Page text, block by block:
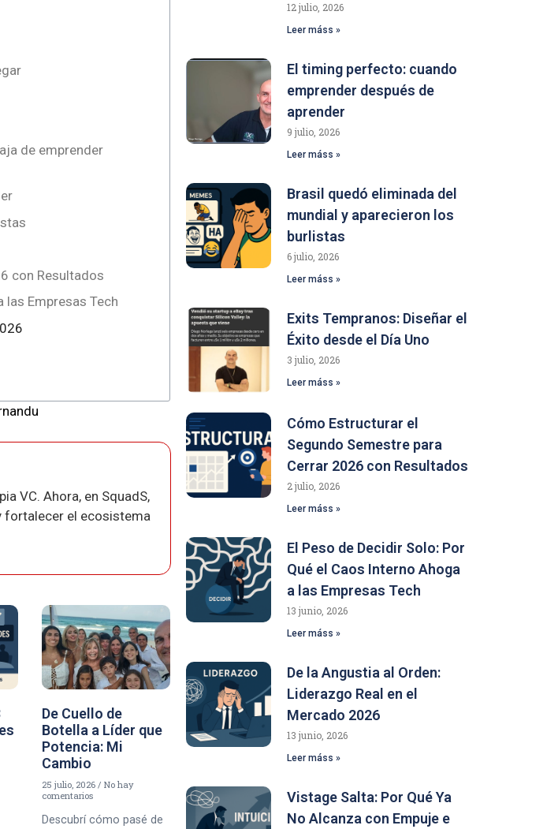
de emprender
con Resultados
las Empresas Tech
VC. Ahora, en SquadS,
fortalecer el ecosistema
De Cuello de
Botella a Líder que
Potencia: Mi
Cambio
25 julio, 2026 No hay
comentarios
Descubrí cómo pasé de
12 julio, 2026
Leer máss »
El timing perfecto: cuando
emprender después de
aprender
9 julio, 2026
Leer máss »
Brasil quedó eliminada del
mundial y aparecieron los
burlistas
6 julio, 2026
Leer máss »
Exits Tempranos: Diseñar el
Éxito desde el Día Uno
3 julio, 2026
Leer máss »
Cómo Estructurar el
Segundo Semestre para
Cerrar 2026 con Resultados
2 julio, 2026
Leer máss »
El Peso de Decidir Solo: Por
Qué el Caos Interno Ahoga
a las Empresas Tech
13 junio, 2026
Leer máss »
De la Angustia al Orden:
Liderazgo Real en el
Mercado 2026
13 junio, 2026
Leer máss »
Vistage Salta: Por Qué Ya
No Alcanza con Empuje e